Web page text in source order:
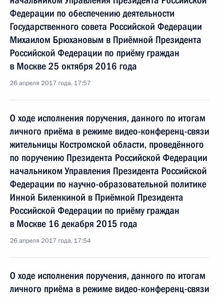
Федерации по обеспечению деятельности
Государственного совета Российской Федерации
Михаилом Брюхановым в Приёмной Президента
Российской Федерации по приёму граждан
в Москве 25 октября 2016 года
26 апреля 2017 года, 17:57
О ходе исполнения поручения, данного по итогам
личного приёма в режиме видео-конференц-связи
жительницы Костромской области, проведённого
по поручению Президента Российской Федерации
начальником Управления Президента Российской
Федерации по научно-образовательной политике
Инной Биленкиной в Приёмной Президента
Российской Федерации по приёму граждан
в Москве 16 декабря 2015 года
26 апреля 2017 года, 17:54
О ходе исполнения поручения, данного по итогам
личного приёма в режиме видео-конференц-связи